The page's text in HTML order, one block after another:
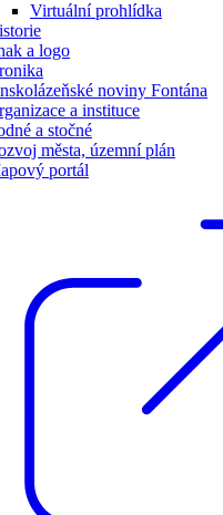
Virtuální prohlídka
a logo
noviny Fontána
a instituce
a stočné
města, územní plán
portál